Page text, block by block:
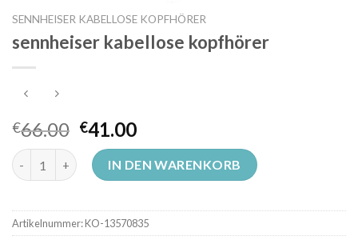
SENNHEISER KABELLOSE KOPFHÖRER
sennheiser kabellose kopfhörer
€66.00 €41.00
sennheiser kabellose kopfhörer Menge
IN DEN WARENKORB
Artikelnummer:KO-13570835